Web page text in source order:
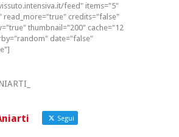
feed" items="5"
read_more="true" credits="false"
thumbnail="200" cache="12
date="false"
Segui